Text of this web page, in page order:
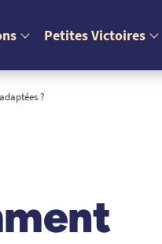
Petites Victoires
?